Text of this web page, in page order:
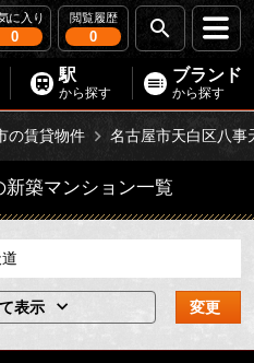
に入り
0
閲覧履歴
0
駅
から探す
ブランド
から探す
の賃貸物件 名古屋市天白区八事
新築マンション一覧
表示 変更